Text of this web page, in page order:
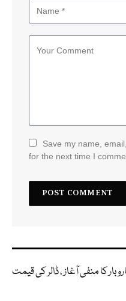
Save my name,
for the next time I
کا منفی آغاز ، ڈالر کی قیمت